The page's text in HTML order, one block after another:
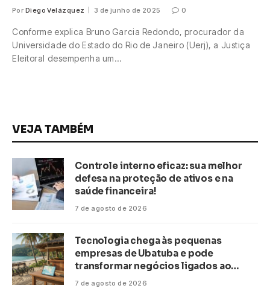
Por Diego Velázquez 3 de junho de 2025 0
Conforme explica Bruno Garcia Redondo, procurador da
Universidade do Estado do Rio de Janeiro (Uerj), a Justiça
Eleitoral desempenha um…
VEJA TAMBÉM
Controle interno eficaz: sua melhor
defesa na proteção de ativos e na
saúde financeira!
7 de agosto de 2026
Tecnologia chega às pequenas
empresas de Ubatuba e pode
transformar negócios ligados ao
turismo no litoral
7 de agosto de 2026